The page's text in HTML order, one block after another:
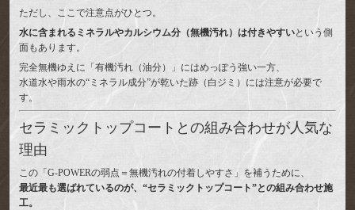
ただし、ここで注意点がひとつ。
水に含まれるミネラルやカルシウム分（無機汚れ）は付きやすいという側
面もあります。
完全無機ゆえに「有機汚れ（油分）」にはめっぽう強い一方、
水道水や雨水の“ミネラル成分”が乾いた跡（白ジミ）には注意が必要で
す。
セラミックトップコートとの組み合わせが人気な
理由
この「G-POWERの弱点＝無機汚れの付着しやすさ」を補うために、
最近最も選ばれているのが、“セラミックトップコート”との組み合わせ施
工。